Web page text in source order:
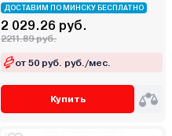
ДОСТАВИМ ПО МИНСКУ БЕСПЛАТНО
2 029.26 руб.
2211.89 руб.
от 50 руб. руб./мес.
Купить